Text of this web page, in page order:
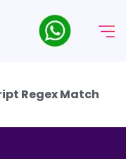
Regex Match